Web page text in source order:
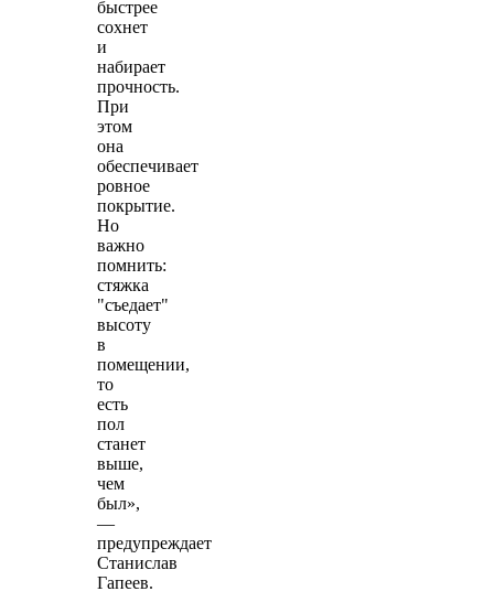
быстрее
сохнет
и
набирает
прочность.
При
этом
она
обеспечивает
ровное
покрытие.
Но
важно
помнить:
стяжка
"съедает"
высоту
в
помещении,
то
есть
пол
станет
выше,
чем
был»,
—
предупреждает
Станислав
Гапеев.